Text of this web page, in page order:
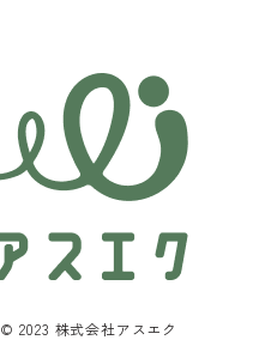
©︎ 2023 株式会社アスエク